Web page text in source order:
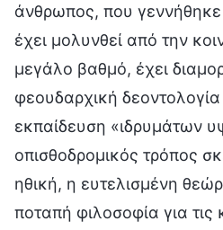
άνθρωπος, που
έχει μολυνθεί από την
μεγάλο βαθμό, έχει
φεουδαρχική δεοντολογία
εκπαίδευση «ιδρυμάτων
οπισθοδρομικός τρόπος
ηθική, η ευτελισμένη
ποταπή φιλοσοφία για τις